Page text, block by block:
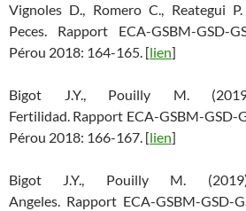
Vignoles D., Romero C., Reategui
Peces. Rapport ECA-GSBM-GSD-
Pérou 2018: 164-165. [lien]
Bigot J.Y., Pouilly M.
Fertilidad. Rapport ECA-GSBM-GSD-
Pérou 2018: 166-167. [lien]
Bigot J.Y., Pouilly M.
Angeles. Rapport ECA-GSBM-GSD-